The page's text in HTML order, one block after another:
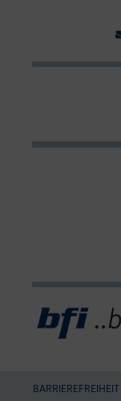
BARRIEREFREIHEIT